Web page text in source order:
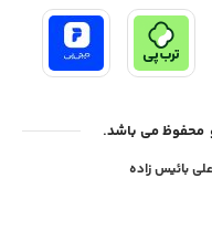
محفوظ می باشد.
علی بائیس زاده